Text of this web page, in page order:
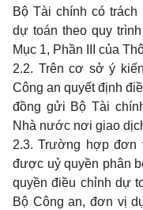
Bộ Tài chính có
dự toán theo quy
Mục 1, Phần III của
2.2. Trên cơ sở ý
Công an quyết định
đồng gửi Bộ Tài
Nhà nước nơi giao
2.3. Trường hợp đơn
được uỷ quyền phân
quyền điều chỉnh dự
Bộ Công an, đơn vị